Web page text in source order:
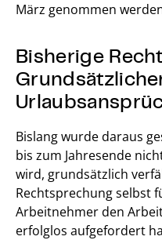
März genommen
Bisherige
Bislang wurde daraus
bis zum Jahresende
wird, grundsätzlich
Rechtsprechung selbst
Arbeitnehmer den
erfolglos aufgefordert